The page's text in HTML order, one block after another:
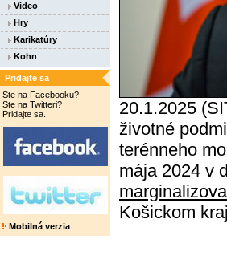
Video
Hry
Karikatúry
Kohn
Pridajte sa
Ste na Facebooku?
Ste na Twitteri?
Pridajte sa.
Mobilná verzia
20.1.2025
životné
terénneho
mája 2024 v
Košickom